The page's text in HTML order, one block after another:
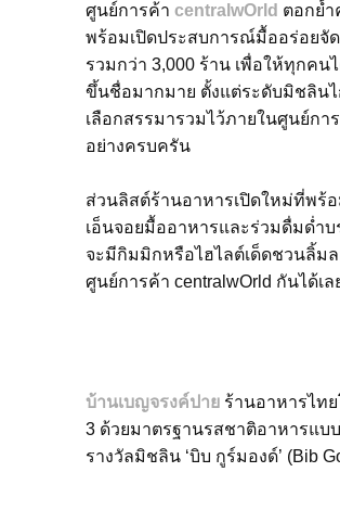
ศูนย์การค้า centralwOrld ตอกย้ำ
พร้อมเปิดประสบการณ์มื้ออร่อยจั
รวมกว่า 3,000 ร้าน เพื่อให้ทุกค
ขึ้นชื่อมากมาย ตั้งแต่ระดับมิชลินไ
เลือกสรรมารวมไว้ภายในศูนย์ก
อย่างครบครัน
ส่วนลิสต์ร้านอาหารเปิดใหม่ที่พร้
เอ็นจอยมื้ออาหารและร่วมดื่มด่ำ
จะมีกิมมิกหรือไฮไลต์เด็ดชวนลิ้ม
ศูนย์การค้า centralwOrld กันได้เล
บ้านเบญจรงค์ปาย ร้านอาหารไท
3 ด้วยมาตรฐานรสชาติอาหารแ
รางวัลมิชลิน ‘บิบ กูร์มองด์’ (Bib